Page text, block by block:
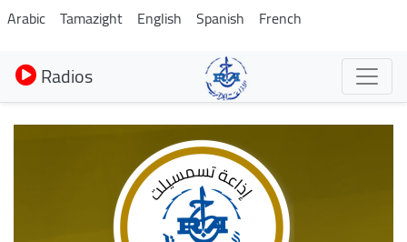
Aller
au
contenu
principal
Arabic Tamazight English Spanish French
Radios